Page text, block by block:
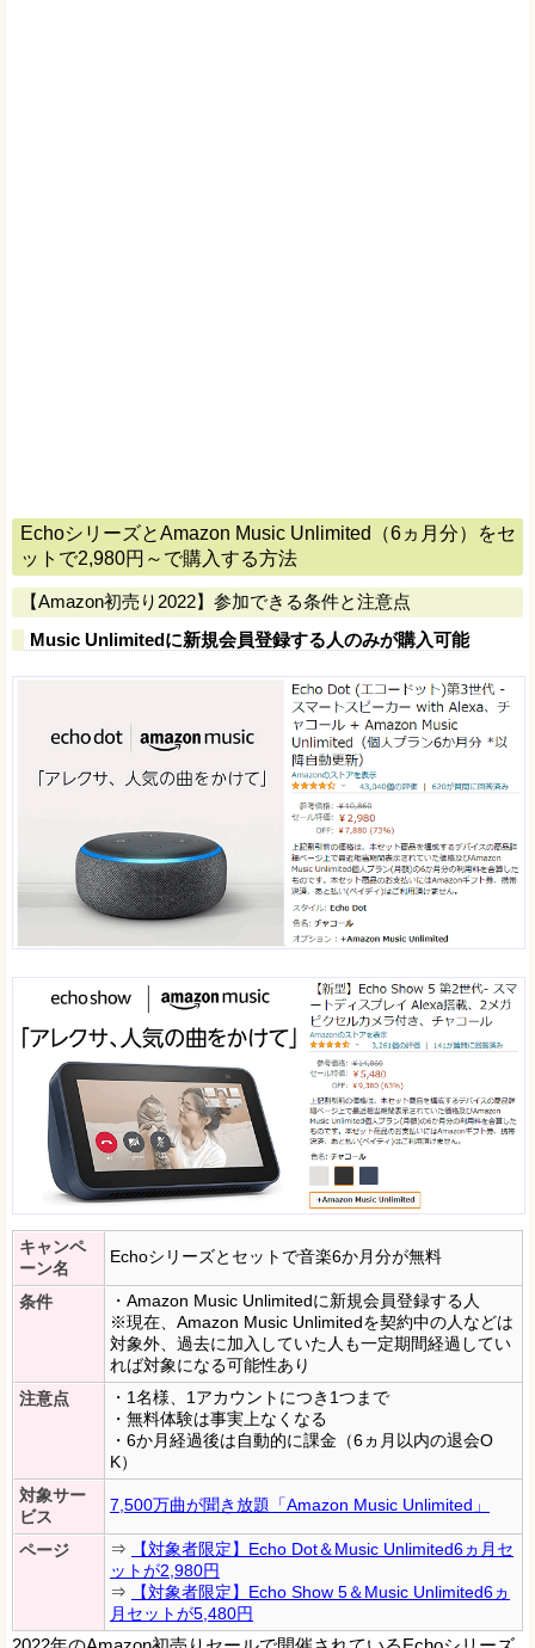
EchoシリーズとAmazon Music Unlimited（6ヵ月分）をセ
ットで2,980円～で購入する方法
【Amazon初売り2022】参加できる条件と注意点
Music Unlimitedに新規会員登録する人のみが購入可能
キャンペ
ーン名
Echoシリーズとセットで音楽6か月分が無料
条件
・Amazon Music Unlimitedに新規会員登録する人
※現在、Amazon Music Unlimitedを契約中の人などは
対象外、過去に加入していた人も一定期間経過してい
れば対象になる可能性あり
注意点
・1名様、1アカウントにつき1つまで
・無料体験は事実上なくなる
・6か月経過後は自動的に課金（6ヵ月以内の退会O
K）
対象サー
ビス
7,500万曲が聞き放題「Amazon Music Unlimited」
ページ ⇒
【対象者限定】Echo Dot＆Music Unlimited6ヵ月セ
ットが2,980円
⇒
【対象者限定】Echo Show 5＆Music Unlimited6ヵ
月セットが5,480円